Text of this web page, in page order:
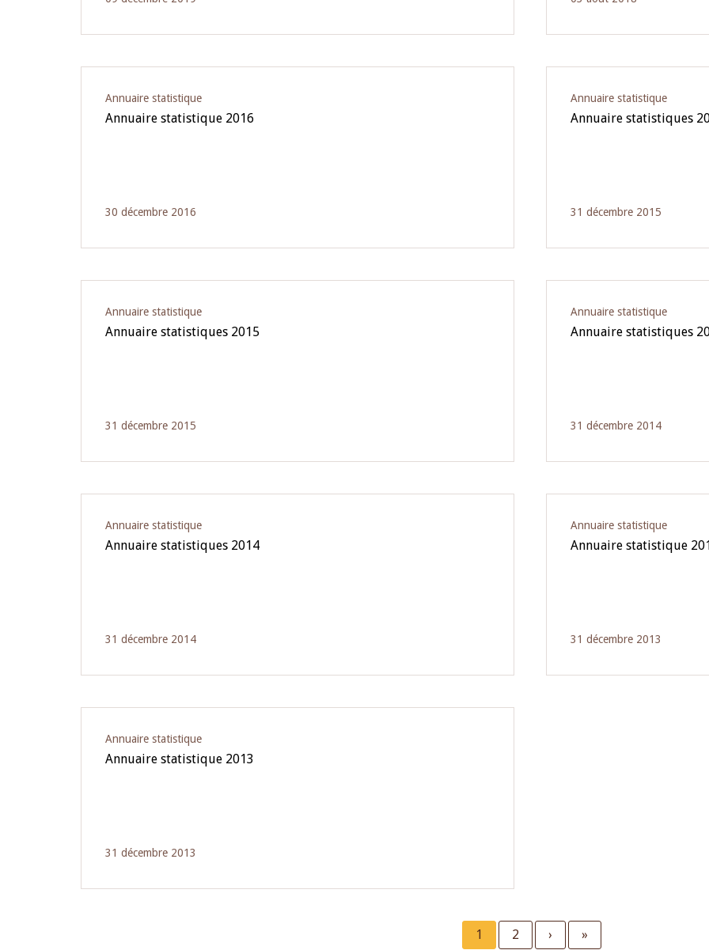
Annuaire statistique
Annuaire statistique 2016
30 décembre 2016
Annuaire statistique
Annuaire statistiques
31 décembre 2015
Annuaire statistique
Annuaire statistiques 2015
31 décembre 2015
Annuaire statistique
Annuaire statistiques
31 décembre 2014
Annuaire statistique
Annuaire statistiques 2014
31 décembre 2014
Annuaire statistique
Annuaire statistique
31 décembre 2013
Annuaire statistique
Annuaire statistique 2013
31 décembre 2013
Current
1 Page
2
Next
›
Last
»